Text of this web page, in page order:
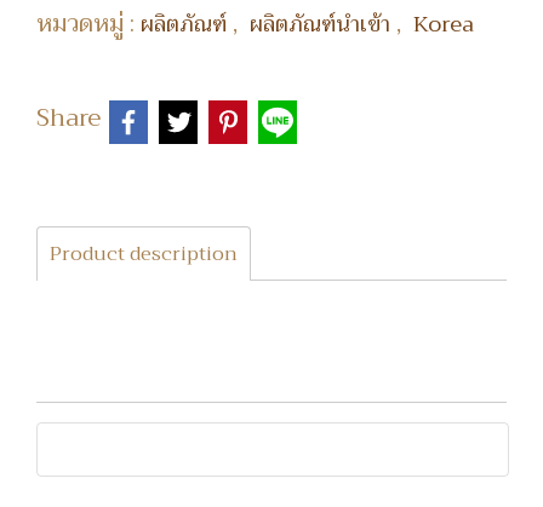
หมวดหมู่ : ผลิตภัณฑ์, ผลิตภัณฑ์นำเข้า , Korea
Share
Product description